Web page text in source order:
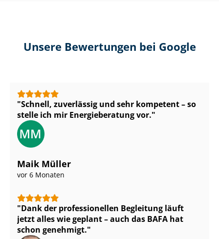
Unsere Bewertungen bei Google
Schnell, zuverlässig und sehr kompetent – so
stelle ich mir Energieberatung vor.
Maik Müller
vor 6 Monaten
Dank der professionellen Begleitung läuft
jetzt alles wie geplant – auch das BAFA hat
schon genehmigt.